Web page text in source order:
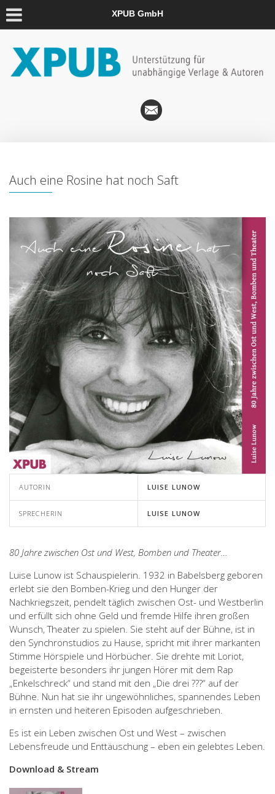
XPUB GmbH
Auch eine Rosine hat noch Saft
AUTORIN LUISE LUNOW
SPRECHERIN LUISE LUNOW
80 Jahre zwischen Ost und West, Bomben und Theater…
Luise Lunow ist Schauspielerin. 1932 in Babelsberg geboren
erlebt sie den Bomben-Krieg und den Hunger der
Nachkriegszeit, pendelt täglich zwischen Ost- und Westberlin
und erfüllt sich ohne Geld und fremde Hilfe ihren großen
Wunsch, Theater zu spielen. Sie steht auf der Bühne, ist in
den Synchronstudios zu Hause, spricht mit ihrer markanten
Stimme Hörspiele und Hörbücher. Sie drehte mit Loriot,
begeisterte besonders ihr jungen Hörer mit dem Rap
„Enkelschreck“ und stand mit den „Die drei ???“ auf der
Bühne. Nun hat sie ihr ungewöhnliches, spannendes Leben
in ernsten und heiteren Episoden aufgeschrieben.
Es ist ein Leben zwischen Ost und West – zwischen
Lebensfreude und Enttäuschung – eben ein gelebtes Leben.
Download & Stream